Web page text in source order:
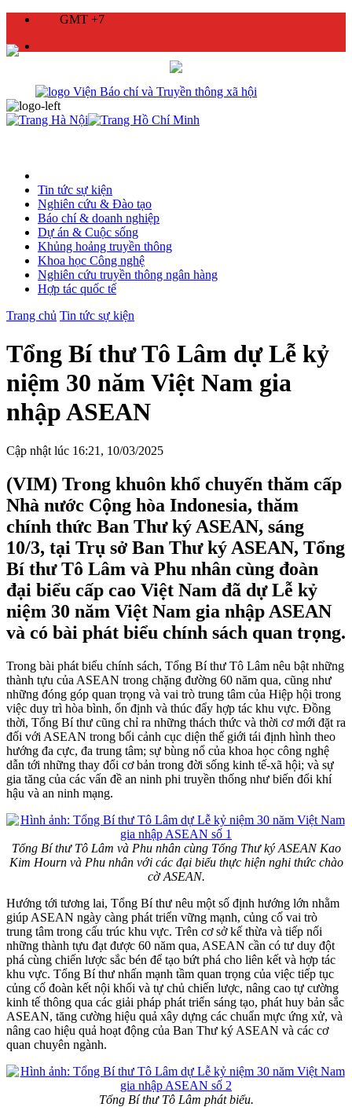
GMT +7
Tin tức sự kiện
Nghiên cứu & Đào tạo
Báo chí & doanh nghiệp
Dự án & Cuộc sống
Khủng hoảng truyền thông
Khoa học Công nghệ
Nghiên cứu truyền thông ngân hàng
Hợp tác quốc tế
Trang chủ Tin tức sự kiện
Tổng Bí thư Tô Lâm dự Lễ kỷ
niệm 30 năm Việt Nam gia
nhập ASEAN
Cập nhật lúc 16:21, 10/03/2025
(VIM) Trong khuôn khổ chuyến thăm cấp
Nhà nước Cộng hòa Indonesia, thăm
chính thức Ban Thư ký ASEAN, sáng
10/3, tại Trụ sở Ban Thư ký ASEAN, Tổng
Bí thư Tô Lâm và Phu nhân cùng đoàn
đại biểu cấp cao Việt Nam đã dự Lễ kỷ
niệm 30 năm Việt Nam gia nhập ASEAN
và có bài phát biểu chính sách quan trọng.
Trong bài phát biểu chính sách, Tổng Bí thư Tô Lâm nêu bật những
thành tựu của ASEAN trong chặng đường 60 năm qua, cũng như
những đóng góp quan trọng và vai trò trung tâm của Hiệp hội trong
việc duy trì hòa bình, ổn định và thúc đẩy hợp tác khu vực. Đồng
thời, Tổng Bí thư cũng chỉ ra những thách thức và thời cơ mới đặt ra
đối với ASEAN trong bối cảnh cục diện thế giới tái định hình theo
hướng đa cực, đa trung tâm; sự bùng nổ của khoa học công nghệ
dẫn tới những thay đổi cơ bản trong đời sống kinh tế-xã hội; và sự
gia tăng của các vấn đề an ninh phi truyền thống như biến đổi khí
hậu và an ninh mạng.
Tổng Bí thư Tô Lâm và Phu nhân cùng Tổng Thư ký ASEAN Kao
Kim Hourn và Phu nhân với các đại biểu thực hiện nghi thức chào
cờ ASEAN.
Hướng tới tương lai, Tổng Bí thư nêu một số định hướng lớn nhằm
giúp ASEAN ngày càng phát triển vững mạnh, củng cố vai trò
trung tâm trong cấu trúc khu vực. Trên cơ sở kế thừa và tiếp nối
những thành tựu đạt được 60 năm qua, ASEAN cần có tư duy đột
phá cùng chiến lược sắc bén để tạo bứt phá cho liên kết và hợp tác
khu vực. Tổng Bí thư nhấn mạnh tầm quan trọng của việc tiếp tục
củng cố đoàn kết nội khối và tự chủ chiến lược, nâng cao tự cường
kinh tế thông qua các giải pháp phát triển sáng tạo, phát huy bản sắc
ASEAN, tăng cường hiệu quả xây dựng các chuẩn mực ứng xử, và
nâng cao hiệu quả hoạt động của Ban Thư ký ASEAN và các cơ
quan chuyên ngành.
Tổng Bí thư Tô Lâm phát biểu.